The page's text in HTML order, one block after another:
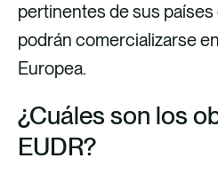
pertinentes de sus países
podrán comercializarse
Europea.
¿Cuáles son los
EUDR?